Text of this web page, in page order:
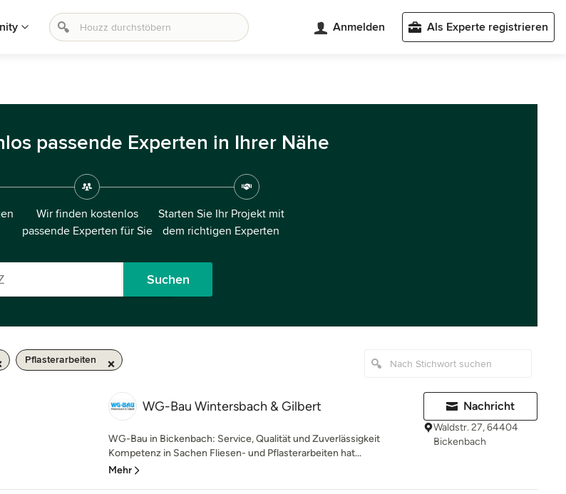
Anmelden Als Experte registrieren
passende Experten in Ihrer Nähe
Wir finden kostenlos
passende Experten für Sie
Starten Sie Ihr Projekt mit
dem richtigen Experten
Suchen
Pflasterarbeiten
WG-Bau Wintersbach & Gilbert
WG-Bau in Bickenbach: Service, Qualität und Zuverlässigkeit
Kompetenz in Sachen Fliesen- und Pflasterarbeiten hat...
Mehr
Nachricht
Waldstr. 27, 64404
Bickenbach